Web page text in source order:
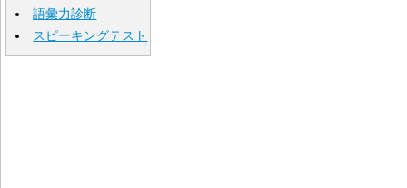
語彙力診断
スピーキングテスト